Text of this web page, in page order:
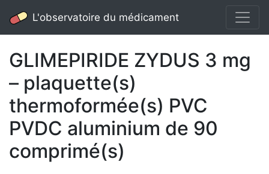
L'observatoire du médicament
GLIMEPIRIDE ZYDUS 3 mg
– plaquette(s)
thermoformée(s) PVC
PVDC aluminium de 90
comprimé(s)